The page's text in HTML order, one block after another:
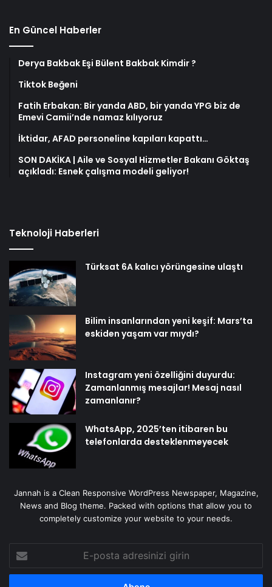
En Güncel Haberler
Derya Bakbak Eşi Bülent Bakbak Kimdir ?
Tiktok Beğeni
Fatih Erbakan: Bir yanda ABD, bir yanda YPG biz de
Emevi Camii’nde namaz kılıyoruz
İktidar, AFAD personeline kapıları kapattı…
SON DAKİKA | Aile ve Sosyal Hizmetler Bakanı Göktaş
açıkladı: Esnek çalışma modeli geliyor!
Teknoloji Haberleri
Türksat 6A kalıcı yörüngesine ulaştı
Bilim insanlarından yeni keşif: Mars’ta
eskiden yaşam var mıydı?
Instagram yeni özelliğini duyurdu:
Zamanlanmış mesajlar! Mesaj nasıl
zamanlanır?
WhatsApp, 2025’ten itibaren bu
telefonlarda desteklenmeyecek
Jannah is a Clean Responsive WordPress Newspaper, Magazine,
News and Blog theme. Packed with options that allow you to
completely customize your website to your needs.
posta
adresinizi